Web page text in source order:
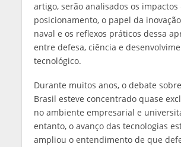
artigo, serão analisados os impactos
posicionamento, o papel da
naval e os reflexos práticos dessa
entre defesa, ciência e
tecnológico.
Durante muitos anos, o debate
Brasil esteve concentrado quase
no ambiente empresarial e
entanto, o avanço das tecnologias
ampliou o entendimento de que